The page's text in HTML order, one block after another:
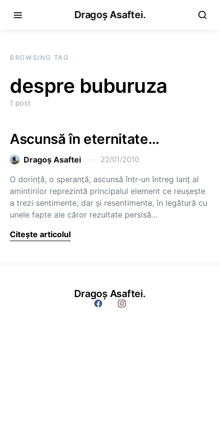
Dragoș Asaftei.
BROWSING TAG
despre buburuza
1 post
Ascunsă în eternitate…
Dragoş Asaftei 22/01/2010
O dorinţă, o speranţă, ascunsă într-un întreg lanţ al
amintirilor reprezintă principalul element ce reuşeşte
a trezi sentimente, dar şi resentimente, în legătură cu
unele fapte ale căror rezultate persisă…
Citește articolul
Dragoș Asaftei.